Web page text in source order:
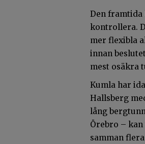
Den framtida
kontrollera.
mer flexibla
innan
mest osäkra
Kumla har
Hallsberg
lång
Örebro –
samman